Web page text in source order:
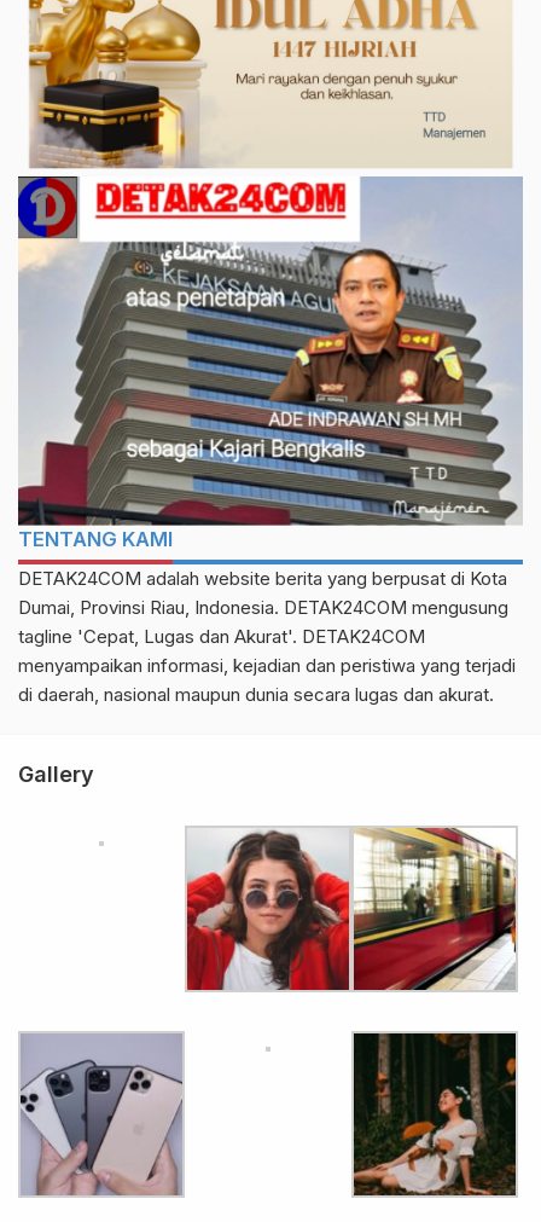
TENTANG KAMI
DETAK24COM adalah website berita yang berpusat di Kota
Dumai, Provinsi Riau, Indonesia. DETAK24COM mengusung
tagline 'Cepat, Lugas dan Akurat'. DETAK24COM
menyampaikan informasi, kejadian dan peristiwa yang terjadi
di daerah, nasional maupun dunia secara lugas dan akurat.
Gallery